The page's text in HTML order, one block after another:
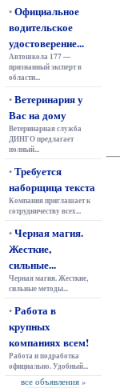
•Официальное
водительское
удостоверение...
Автошкола 177 —
признанный эксперт в
области...
•Ветеринария у
Вас на дому
Ветеринарная служба
ДИНГО предлагает
полный...
•Требуется
наборщица текста
Компания приглашает к
сотрудничеству всех...
•Черная магия.
Жесткие,
сильные...
Черная магия. Жесткие,
сильные методы...
•Работа в
крупных
компаниях всем!
Работа и подработка
официально. Удобный...
все объявления »